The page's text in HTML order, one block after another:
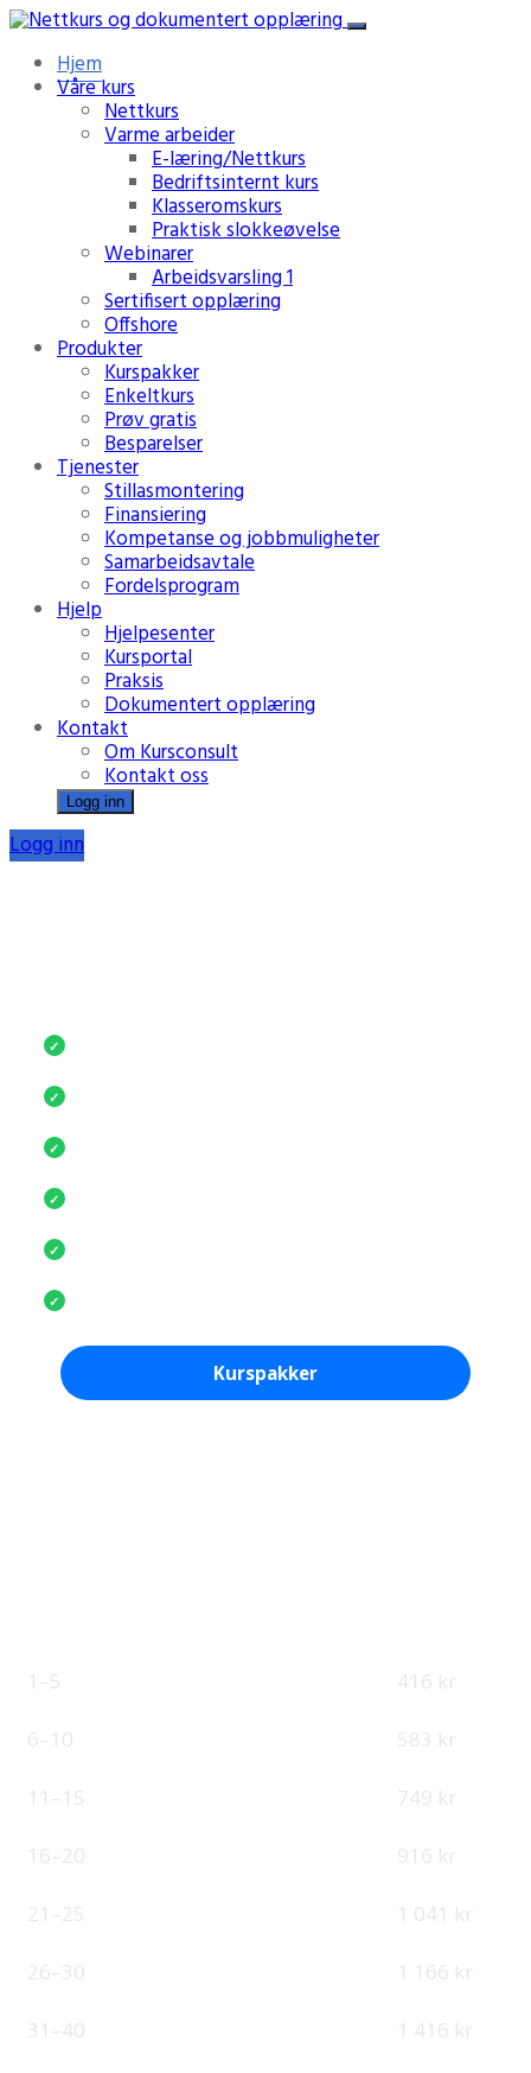
Hjem
Våre kurs
Nettkurs
Varme arbeider
E-læring/Nettkurs
Bedriftsinternt kurs
Klasseromskurs
Praktisk slokkeøvelse
Webinarer
Arbeidsvarsling 1
Sertifisert opplæring
Offshore
Produkter
Kurspakker
Enkeltkurs
Prøv gratis
Besparelser
Tjenester
Stillasmontering
Finansiering
Kompetanse og jobbmuligheter
Samarbeidsavtale
Fordelsprogram
Hjelp
Hjelpesenter
Kursportal
Praksis
Dokumentert opplæring
Kontakt
Om Kursconsult
Kontakt oss
Logg inn
Logg inn
✓ For små og store bedrifter
✓ Fast kundekontakt
✓ Reduser kostnader og administrasjon
✓ Tilgjengelig i hele Norge
✓ Kurs på flere språk
✓ Rapporter og dokumentasjon
Kurspakker
1–5 416 kr
6–10 583 kr
11–15 749 kr
16–20 916 kr
21–25 1 041 kr
26–30 1 166 kr
31–40 1 416 kr